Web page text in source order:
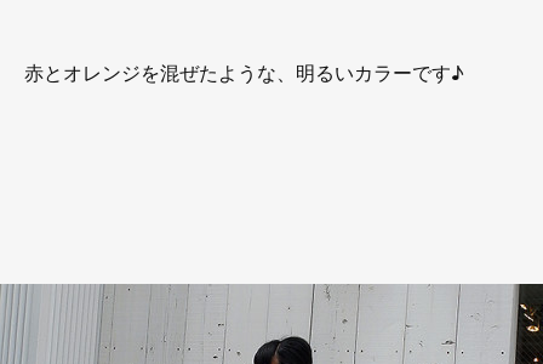
赤とオレンジを混ぜたような、明るいカラーです♪